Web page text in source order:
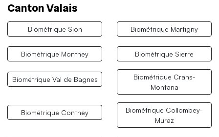
Canton Valais
Biométrique Sion Biométrique Martigny
Biométrique Monthey Biométrique Sierre
Biométrique Val de Bagnes
Biométrique Crans-
Montana
Biométrique Conthey
Biométrique Collombey-
Muraz